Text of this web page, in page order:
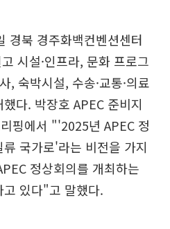
경북 경주화백컨벤션센터
시설·인프라, 문화 프로그
, 숙박시설, 수송·교통·의료
다. 박장호 APEC 준비지
핑에서 "'2025년 APEC 정
국가로'라는 비전을 가지
정상회의를 개최하는
있다"고 말했다.